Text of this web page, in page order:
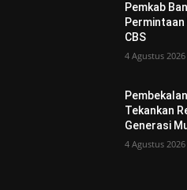
Pemkab
Permintaan
CBS
4 Agustus 2026
Tekankan
Generasi
4 Agustus 2026